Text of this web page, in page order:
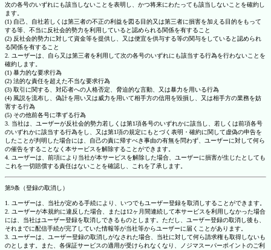
次の各号のいずれにも該当しないことを表明し、かつ将来にわたっても該当しないことを確約し
ます。
(1) 自己、自社若しくは第三者の不正の利益を図る目的又は第三者に損害を加える目的をもって
する等、不当に反社会的勢力を利用していると認められる関係を有すること
(2) 反社会的勢力に対して資金等を提供し、又は便宜を供与する等の関与をしていると認められ
る関係を有すること
2. ユーザーは、自ら又は第三者を利用して次の各号のいずれにも該当する行為を行わないことを
確約します。
(1) 暴力的な要求行為
(2) 法的な責任を超えた不当な要求行為
(3) 取引に関する、対応者への人格否定、脅迫的な言動、又は暴力を用いる行為
(4) 風説を流布し、偽計を用い又は威力を用いて相手方の信用を毀損し、又は相手方の業務を妨
害する行為
(5) その他前各号に準ずる行為
3. 当社は、ユーザーが反社会的勢力若しくは第1項各号のいずれかに該当し、若しくは前項各号
のいずれかに該当する行為をし、又は第1項の規定にもとづく表明・確約に関して虚偽の申告を
したことが判明した場合には、自己の責に帰すべき事由の有無を問わず、ユーザーに対して何ら
の催告をすることなく本サービスを解除することができます。
4. ユーザーは、前項により当社が本サービスを解除した場合、ユーザーに損害が生じたとしても
これを一切賠償する責任はないことを確認し、これを了承します。
第9条（登録の取消し）
1. ユーザーは、当社が定める手続により、いつでもユーザー登録を取消しすることができます。
2. ユーザーが本規約に違反した場合、または12ヶ月間連続して本サービスを利用しなかった場合
には、当社はユーザー登録を取消しできるものとします。ただし、ユーザー登録の取消し後も、
それまでに配信手続が完了していた情報等が当社等からユーザーに届くことがあります。
3. ユーザーは、ユーザー登録の取消しがなされた場合、当社に対して何ら請求権も取得しないも
のとします。また、各保証サービスの適用が受けられなくなり、ノジマスーパーポイントのご利